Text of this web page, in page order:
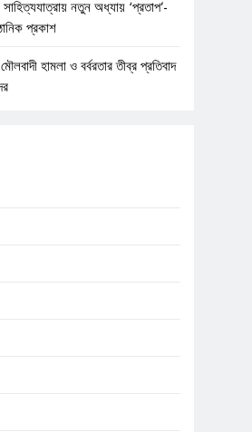
সাহিত্যযাত্রায় নতুন অধ্যায় ‘প্রতাপ’-
প্রকাশ
মৌলবাদী হামলা ও বর্বরতার তীব্র প্রতিবাদ